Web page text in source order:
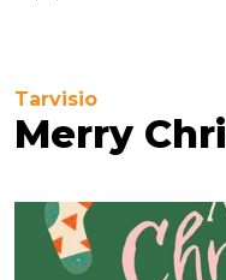
Tarvisio
Merry